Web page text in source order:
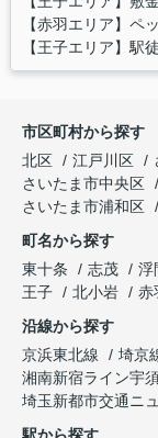
【赤羽エリア】ペ
【王子エリア】駅
市区町村から探す
北区
江戸川区
さいたま市中央区
さいたま市浦和区
町名から探す
東十条
志茂 浮
王子
北小岩
赤
沿線から探す
京浜東北線
埼京
湘南新宿ライン宇
埼玉新都市交通ニ